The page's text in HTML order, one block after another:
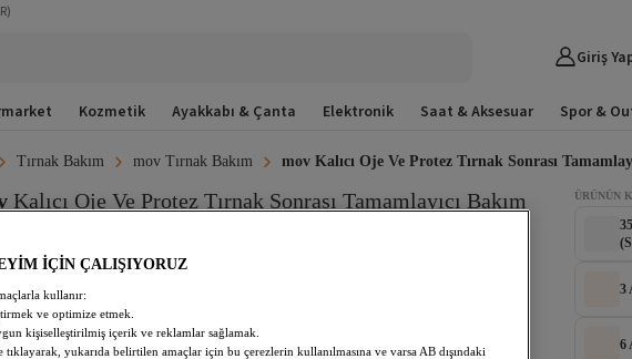
Giriş
Kozmetik Ayakkabı & Çanta Elektronik Saat & Aksesuar Spor &
Tırnak Bakım mov Tırnak Bakım mov Kalıcı Oje Ve Protez Tırnak Sonrası
Kalıcı Oje Ve Protez Tırnak Sonrası Tamamlayıcı Bakım
Yorum Yazılmamış.
10 Günün En Düşük Fiyatı!
TL185,02 TL
ÜRÜNÜN
3
6
İÇİN ÇALIŞIYORUZ
kullanır:
ve optimize etmek.
kişiselleştirilmiş içerik ve reklamlar sağlamak.
yukarıda belirtilen amaçlar için bu çerezlerin kullanılmasına ve varsa AB dışındaki